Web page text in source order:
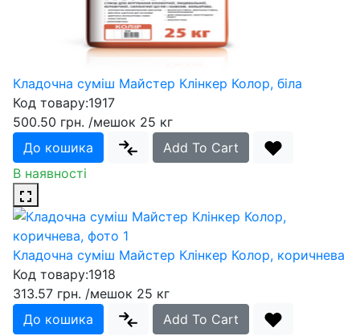
Кладочна суміш Майстер Клінкер Колор, біла
Код товару:1917
500.50 грн. /мешок 25 кг
До кошика
Add To Cart
В наявності
Кладочна суміш Майстер Клінкер Колор, коричнева
Код товару:1918
313.57 грн. /мешок 25 кг
До кошика
Add To Cart